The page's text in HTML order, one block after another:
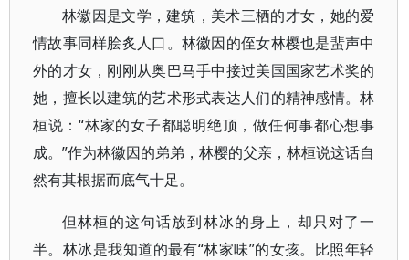
林徽因是文学，建筑，美术三栖的才女，她的爱
情故事同样脍炙人口。林徽因的侄女林樱也是蜚声中
外的才女，刚刚从奥巴马手中接过美国国家艺术奖的
她，擅长以建筑的艺术形式表达人们的精神感情。林
桓说：“林家的女子都聪明绝顶，做任何事都心想事
成。”作为林徽因的弟弟，林樱的父亲，林桓说这话自
然有其根据而底气十足。
但林桓的这句话放到林冰的身上，却只对了一
半。林冰是我知道的最有“林家味”的女孩。比照年轻